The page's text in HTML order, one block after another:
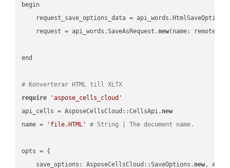
begin
request_save_options_data =
    request = api_words.SaveAsRequest.
new(name:
end
# Konverterar HTML till XLTX
require
'aspose_cells_cloud'
api_cells = AsposeCellsCloud::CellsApi. new
name =
'file.HTML' # String | The document name.
opts = {
    save_options: AsposeCellsCloud::SaveOptions.
new, #